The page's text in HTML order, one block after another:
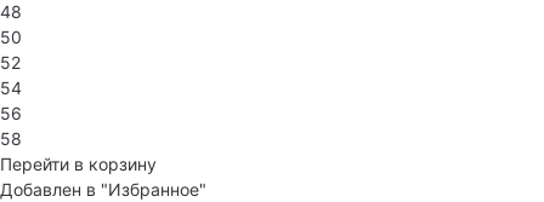
48
50
52
54
56
58
Перейти в корзину
Добавлен в "Избранное"